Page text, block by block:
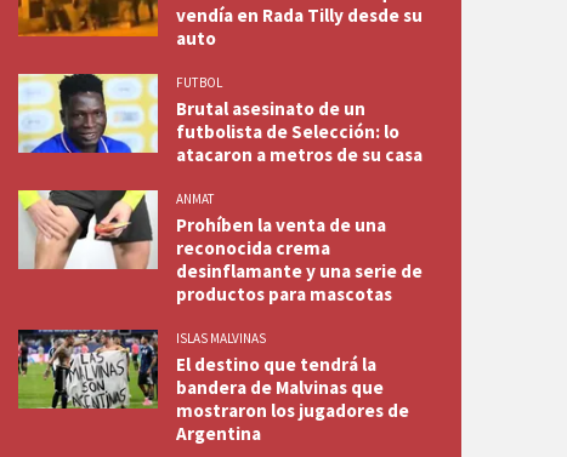
Foto: Prensa Comodoro Deportes.
vendía en Rada Tilly desde su
auto
FUTBOL
Brutal asesinato de un
futbolista de Selección: lo
atacaron a metros de su casa
ANMAT
Prohíben la venta de una
reconocida crema
desinflamante y una serie de
productos para mascotas
ISLAS MALVINAS
El destino que tendrá la
bandera de Malvinas que
mostraron los jugadores de
Argentina